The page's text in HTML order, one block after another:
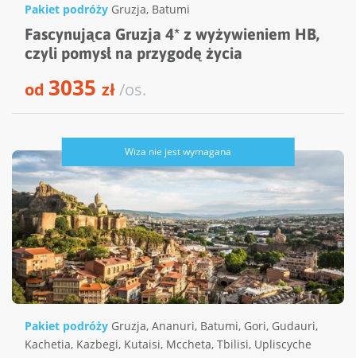
Pakiet podróży Gruzja, Batumi
Fascynująca Gruzja 4* z wyżywieniem HB,
czyli pomysł na przygodę życia
od 3035 zł/os.
Wiza nie jest wymagana
Pakiet podróży Gruzja, Ananuri, Batumi, Gori, Gudauri,
Kachetia, Kazbegi, Kutaisi, Mccheta, Tbilisi, Upliscyche